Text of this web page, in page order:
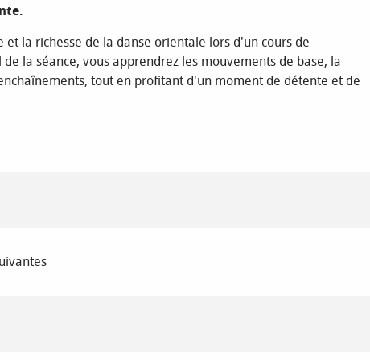
et la richesse de la danse orientale lors d'un cours de
la séance, vous apprendrez les mouvements de base, la
tout en profitant d'un moment de détente et de